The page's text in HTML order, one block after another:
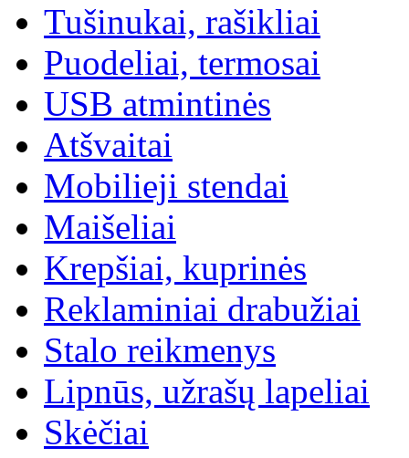
Tušinukai, rašikliai
Puodeliai, termosai
USB atmintinės
Atšvaitai
Mobilieji stendai
Maišeliai
Krepšiai, kuprinės
Reklaminiai drabužiai
Stalo reikmenys
Lipnūs, užrašų lapeliai
Skėčiai